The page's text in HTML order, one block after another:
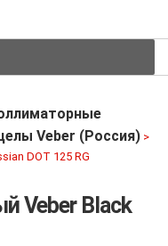
Veber (Россия) >
DOT 125 RG
Veber Black